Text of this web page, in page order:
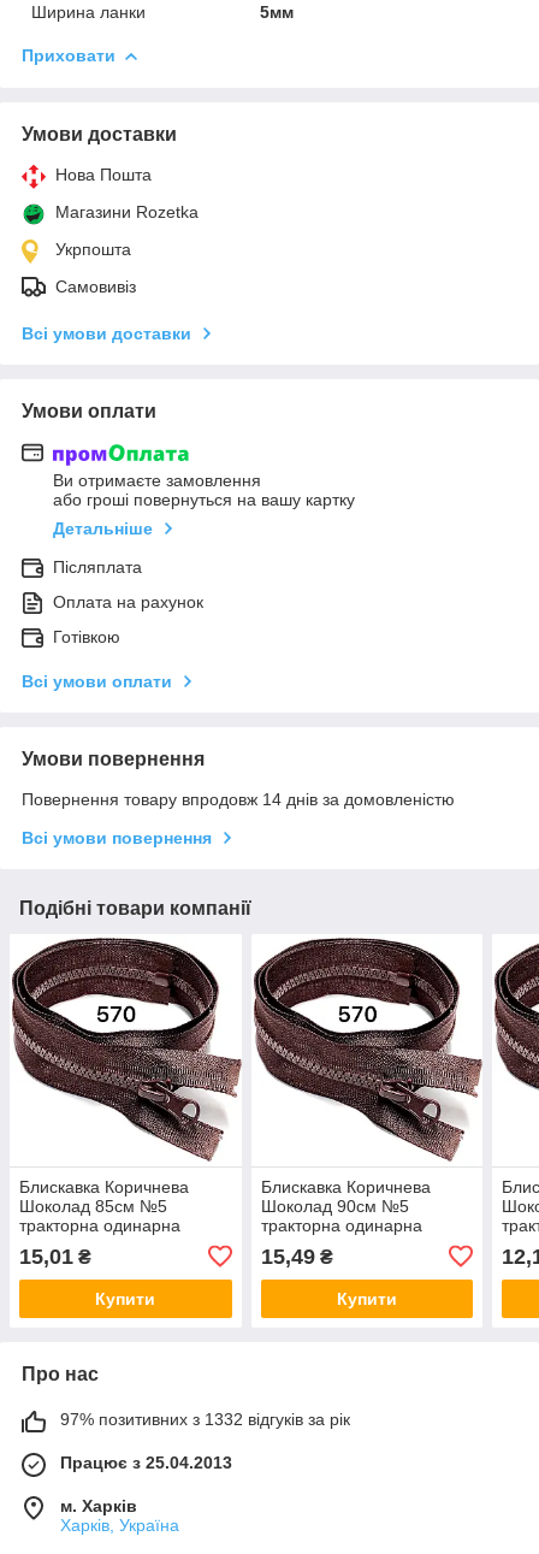
Ширина ланки
5мм
Приховати
Умови доставки
Нова Пошта
Магазини Rozetka
Укрпошта
Самовивіз
Всі умови доставки
Умови оплати
Ви отримаєте замовлення
або гроші повернуться на вашу картку
Детальніше
Післяплата
Оплата на рахунок
Готівкою
Всі умови оплати
Умови повернення
Повернення товару впродовж 14 днів за домовленістю
Всі умови повернення
Подібні товари компанії
Блискавка Коричнева
Шоколад 85см №5
тракторна одинарна
15,01 ₴
Купити
Блискавка Коричнева
Шоколад 90см №5
тракторна одинарна
15,49₴
Купити
Про нас
97% позитивних з 1332 відгуків за рік
Працює з 25.04.2013
м. Харків
Харків, Україна